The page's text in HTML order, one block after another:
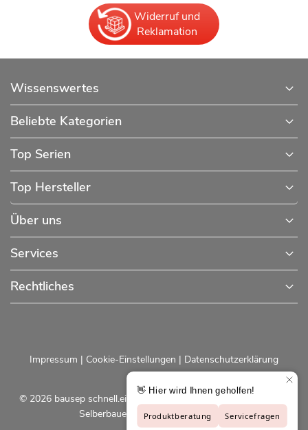
Widerruf und
Reklamation
Wissenswertes
Beliebte Kategorien
Top Serien
Top Hersteller
Über uns
Services
Rechtliches
© 2026 bausep schnell.einfach.preiswert - Baustoffe online für
Selberbauer und Profis |bausep.de
Impressum | Cookie-Einstellungen | Datenschutzerklärung